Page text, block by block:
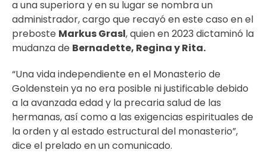
a una superiora y en su lugar se nombra un
administrador, cargo que recayó en este caso en el
preboste Markus Grasl, quien en 2023 dictaminó la
mudanza de Bernadette, Regina y Rita.
“Una vida independiente en el Monasterio de
Goldenstein ya no era posible ni justificable debido
a la avanzada edad y la precaria salud de las
hermanas, así como a las exigencias espirituales de
la orden y al estado estructural del monasterio”,
dice el prelado en un comunicado.